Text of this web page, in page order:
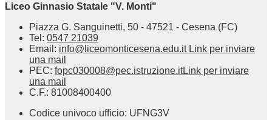
Liceo Ginnasio Statale "V. Monti"
Piazza G. Sanguinetti, 50 - 47521 - Cesena (FC)
Tel: 0547 21039
Email: info@liceomonticesena.edu.it Link per inviare
una mail
PEC: fopc030008@pec.istruzione.itLink per inviare
una mail
C.F.: 81008400400
Codice univoco ufficio: UFNG3V